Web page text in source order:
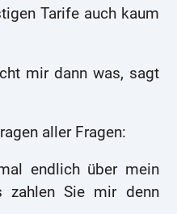
Tarife auch kaum
mir dann was, sagt
aller Fragen:
endlich über mein
zahlen Sie mir denn